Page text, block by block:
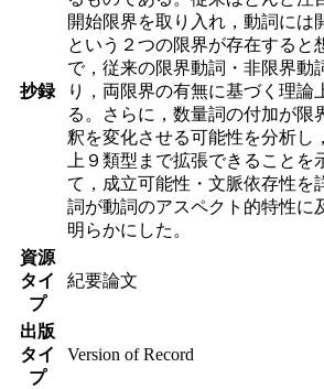
抄録
開始限界を取り入れ，動詞には
という２つの限界が存在すると
で，従来の限界動詞・非限界動
り，両限界の有無に基づく理論
る。さらに，数量詞の付加が限
釈を変化させる可能性を分析し
上９類型まで拡張できることを
て，成立可能性・文脈依存性を
詞が動詞のアスペクト的特性に
明らかにした。
資源
タイ
プ
紀要論文
出版
タイ
プ
Version of Record